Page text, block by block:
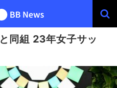
同組 23年女子サッ